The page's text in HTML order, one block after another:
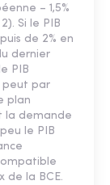
– 1,5%
Si le PIB
de 2% en
dernier
PIB
peut par
plan
la demande
le PIB
de la BCE.